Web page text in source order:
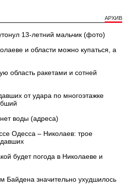
АРХИВ
13-летний мальчик (фото)
и области можно купаться, а
область ракетами и сотней
от удара по многоэтажке
воды (адреса)
Одесса – Николаев: трое
будет погода в Николаеве и
Байдена значительно ухудшилось